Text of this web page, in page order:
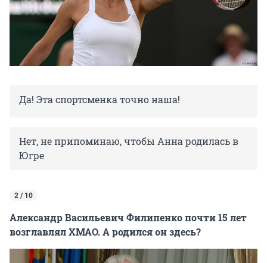
Да! Эта спортсменка точно наша!
Нет, не припоминаю, чтобы Анна родилась в
Югре
2 / 10
Александр Васильевич Филипенко почти 15 лет
возглавлял ХМАО. А родился он здесь?